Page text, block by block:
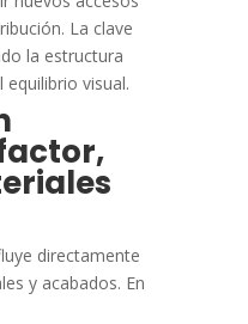
La clave
la estructura
visual.
directamente
y acabados. En